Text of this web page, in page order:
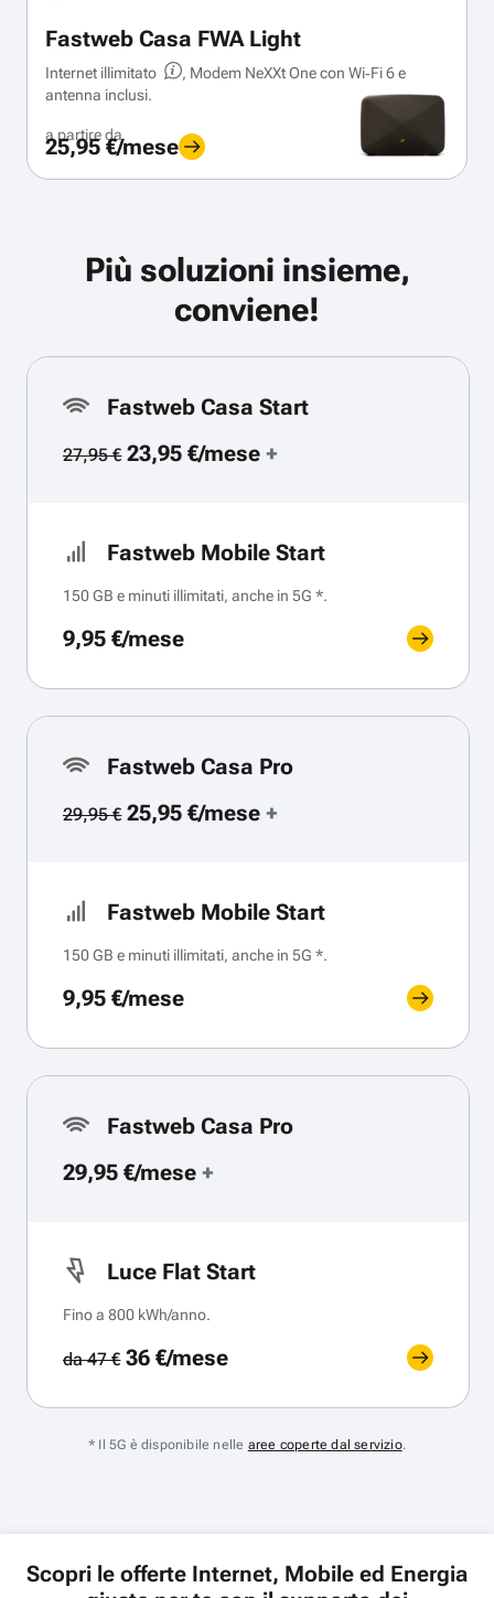
Fastweb Casa FWA Light
Internet illimitato
, Modem NeXXt One con Wi‑Fi 6 e
antenna inclusi.
a partire da
25,95 €/mese
Più soluzioni insieme,
conviene!
Fastweb Casa Start
27,95 €23,95 €/mese+
Fastweb Mobile Start
150 GB e minuti illimitati, anche in 5G *.
9,95 €/mese
Fastweb Casa Pro
29,95 €25,95 €/mese+
Fastweb Mobile Start
150 GB e minuti illimitati, anche in 5G *.
9,95 €/mese
Fastweb Casa Pro
29,95 €/mese +
Luce Flat Start
Fino a 800 kWh/anno.
da 47 €36 €/mese
* Il 5G è disponibile nelle aree coperte dal servizio.
Scopri le offerte Internet, Mobile ed Energia